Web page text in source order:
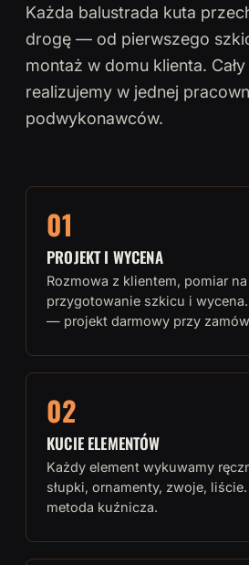
Każda balustrada kuta
drogę — od pierwszego
montaż w domu klienta.
realizujemy w jednej
podwykonawców.
01
PROJEKT I WYCENA
Rozmowa z klientem, pomiar
przygotowanie szkicu i
— projekt darmowy przy
02
KUCIE ELEMENTÓW
Każdy element wykuwamy
słupki, ornamenty, zwoje,
metoda kuźnicza.